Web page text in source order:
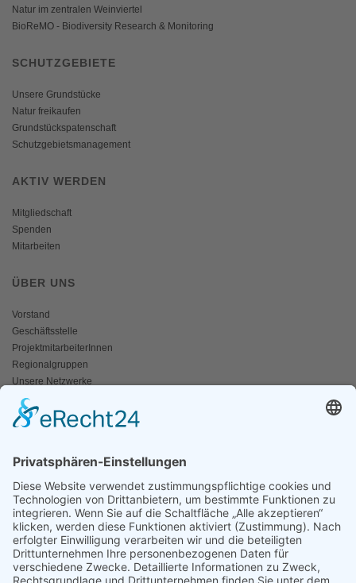
Natur im zentralen Weinviertel
BioReMO - Biodiversity Research & Monitoring
SCHUTZGEBIETE
Unsere Grundstücke
Natur freikaufen
Grundstückspatenschaft
Schutzgebietsmanagement
AKTIV WERDEN
Mitgliedschaft
Spenden
Mitarbeiten
ÜBER UNS
Vorstand
Geschäftsstelle
ProjektmitarbeiterInnen
Regionalgruppen
Unsere Netzwerke
Historisches
Impressum/Kontakt
Naturschutz bunt
Broschüren und Folder
Presseaussendungen
Newsletter
Fotos und Videos